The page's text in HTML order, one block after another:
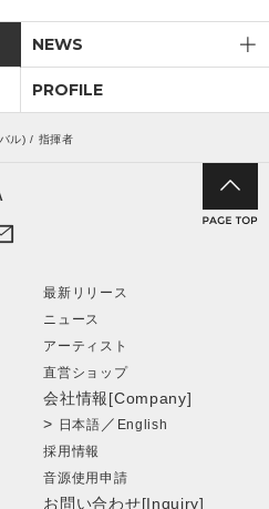
NEWS
PROFILE
ル) / 指揮者
最新リリース
ニュース
アーティスト
直営ショップ
会社情報[Company]
> 日本語 ／ English
採用情報
音源使用申請
お問い合わせ[Inquiry]